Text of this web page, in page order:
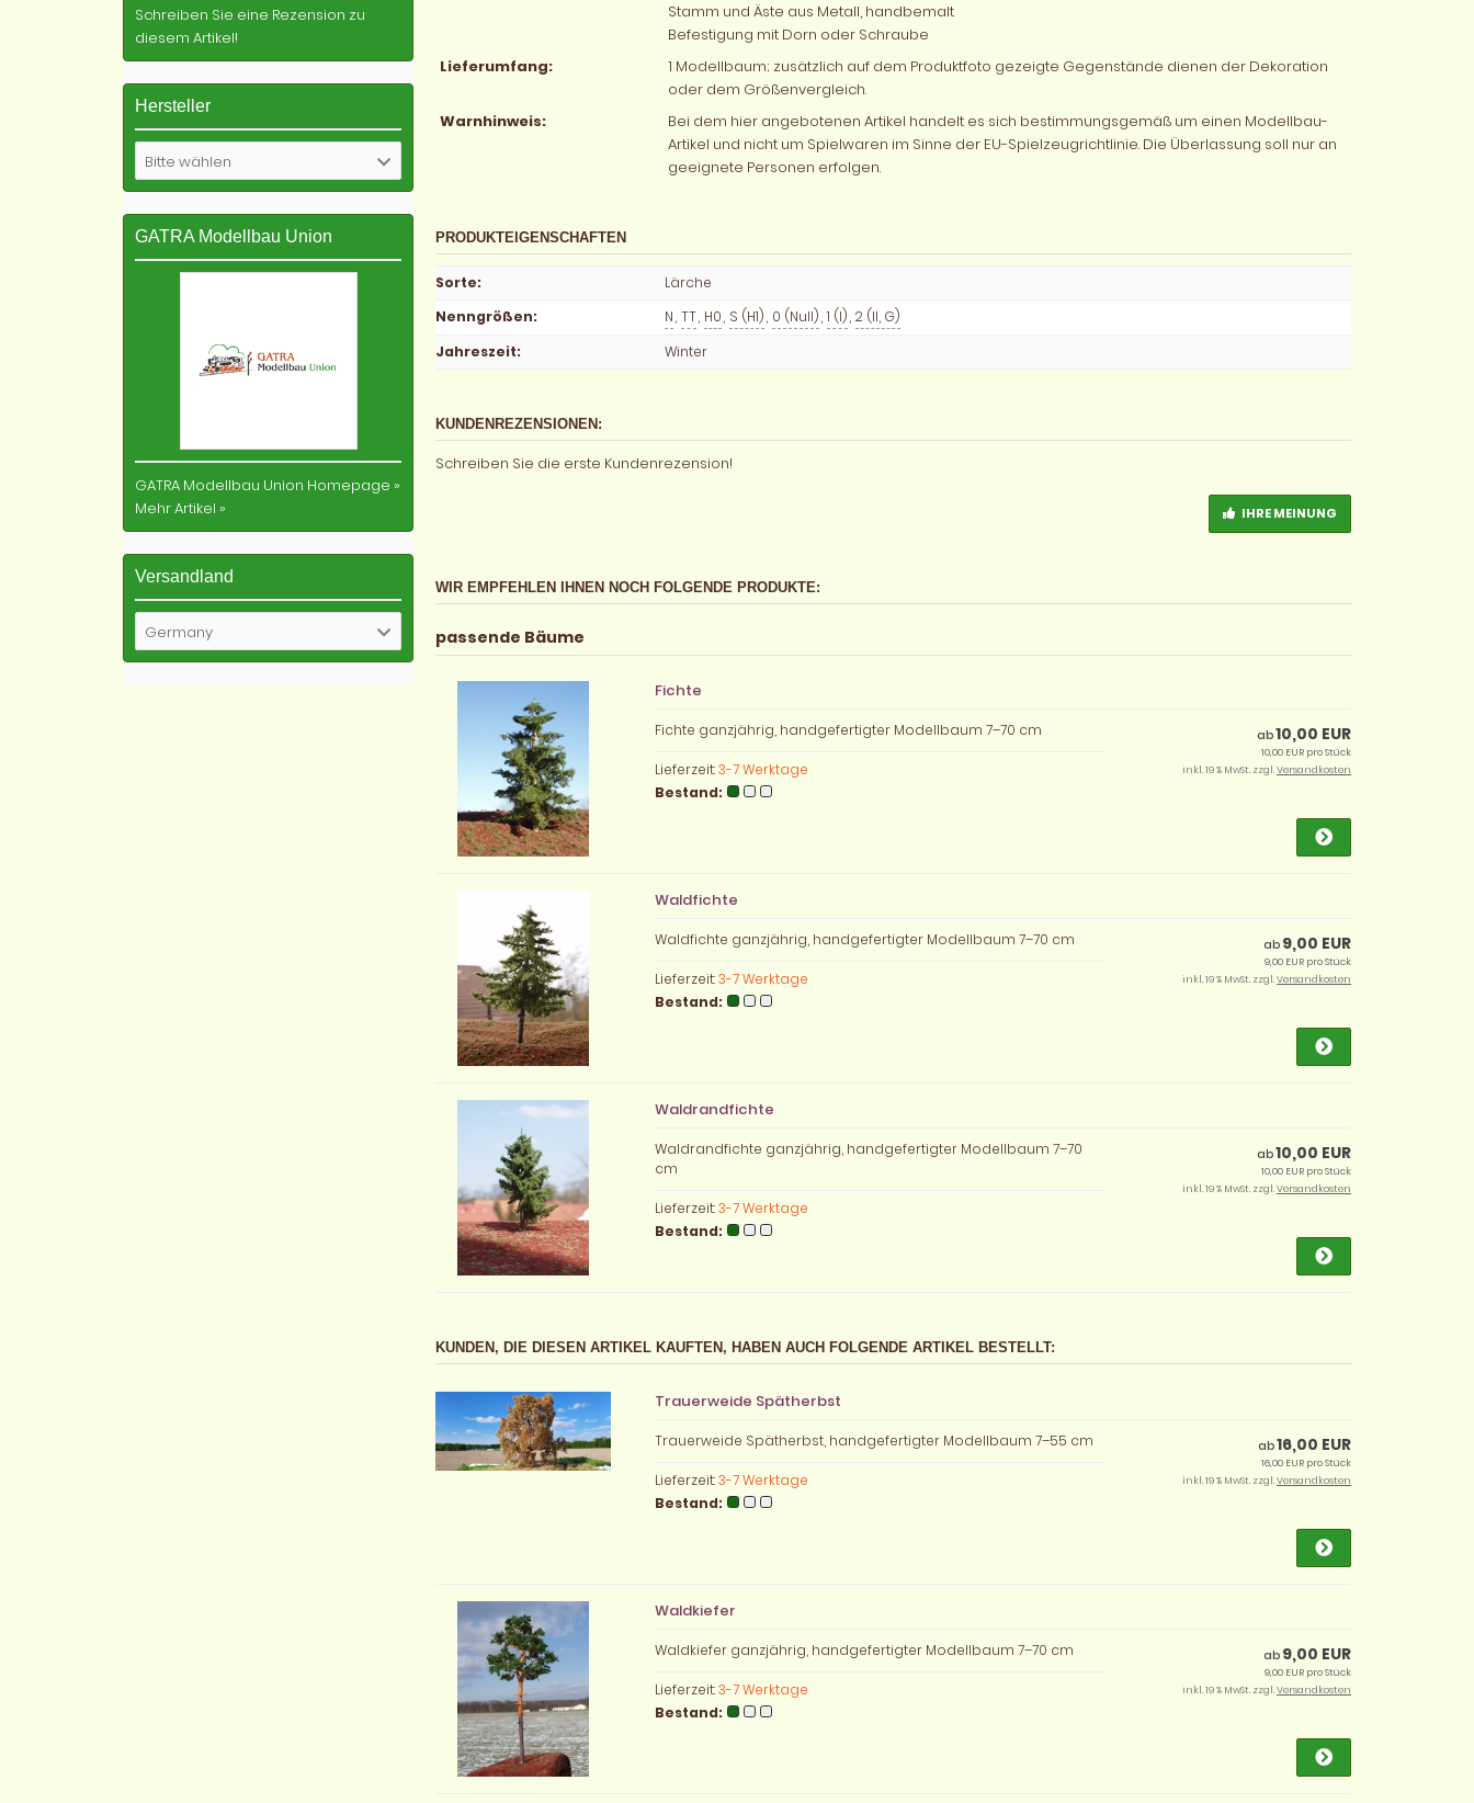
Stamm und Äste aus Metall, handbemalt
Befestigung mit Dorn oder Schraube
Lieferumfang:
1 Modellbaum; zusätzlich auf dem Produktfoto gezeigte Gegenstände dienen der Dekoration
oder dem Größenvergleich.
Warnhinweis:
Bei dem hier angebotenen Artikel handelt es sich bestimmungsgemäß um einen Modellbau-
Artikel und nicht um Spielwaren im Sinne der EU-Spielzeugrichtlinie. Die Überlassung soll nur an
geeignete Personen erfolgen.
PRODUKTEIGENSCHAFTEN
Sorte:
Lärche
Nenngrößen: N, TT, H0, S (H1), 0 (Null), 1 (I), 2 (II, G)
Jahreszeit: Winter
KUNDENREZENSIONEN:
Schreiben Sie die erste Kundenrezension!
IHRE MEINUNG
WIR EMPFEHLEN IHNEN NOCH FOLGENDE PRODUKTE:
passende Bäume
Fichte
Fichte ganzjährig, handgefertigter Modellbaum 7–70 cm
Lieferzeit:3-7 Werktage
Bestand:
ab10,00 EUR
10,00 EUR pro Stück
inkl. 19 % MwSt. zzgl.Versandkosten
Waldfichte
Waldfichte ganzjährig, handgefertigter Modellbaum 7–70 cm
Lieferzeit:3-7 Werktage
Bestand:
ab 9,00 EUR
9,00 EUR pro Stück
inkl. 19 % MwSt. zzgl.Versandkosten
Waldrandfichte
Waldrandfichte ganzjährig, handgefertigter Modellbaum 7–70
cm
Lieferzeit:3-7 Werktage
Bestand:
ab10,00 EUR
10,00 EUR pro Stück
inkl. 19 % MwSt. zzgl.Versandkosten
KUNDEN, DIE DIESEN ARTIKEL KAUFTEN, HABEN AUCH FOLGENDE ARTIKEL BESTELLT:
Trauerweide Spätherbst
Trauerweide Spätherbst, handgefertigter Modellbaum 7–55 cm
Lieferzeit:3-7 Werktage
Bestand:
ab16,00 EUR
16,00 EUR pro Stück
inkl. 19 % MwSt. zzgl.Versandkosten
Waldkiefer
Waldkiefer ganzjährig, handgefertigter Modellbaum 7–70 cm
Lieferzeit:3-7 Werktage
Bestand:
ab 9,00 EUR
9,00 EUR pro Stück
inkl. 19 % MwSt. zzgl.Versandkosten
Schreiben Sie eine Rezension zu
diesem Artikel!
Hersteller
Bitte wählen
GATRA Modellbau Union
GATRA Modellbau Union Homepage »
Mehr Artikel »
Versandland
Germany